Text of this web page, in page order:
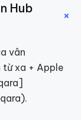
Hub
+
vân
xa + Apple